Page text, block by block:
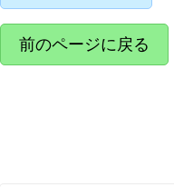
前のページに戻る